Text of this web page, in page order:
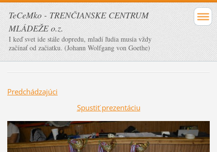
TeCeMko - TRENČIANSKE CENTRUM
MLÁDEŽE o.z.
I keď svet ide stále dopredu, mladí ľudia musia vždy
začínať od začiatku. (Johann Wolfgang von Goethe)
Predchádzajúci
Spustiť prezentáciu